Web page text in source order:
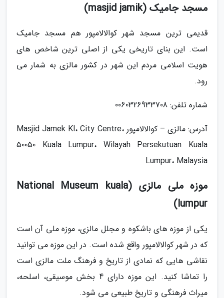
مسجد جامیک (masjid jamik)
قدیمی ترین مسجد شهر کوالالامپور هم مسجد جامیک
است. این بنای تاریخی یکی از اصلی ترین شاخص های
هویت اسلامی مردم این شهر در کشور مالزی به شمار می
رود.
شماره تلفن: 0060326933708
آدرس: مالزی – کوالالامپور Masjid Jamek Kl، City Centre،
50050 Kuala Lumpur، Wilayah Persekutuan Kuala
Lumpur، Malaysia
موزه ملی مالزی (National Museum kuala
lumpur)
یکی از موزه های باشکوه و مجلل مالزی، موزه ملی آن است
که در شهر کوالالامپور واقع شده است. در این موزه می توانید
نقاشی هایی که نمادی از تاریخ و فرهنگ ملت مالزی است
را تماشا کنید. این موزه دارای 4 بخش موسیقی، اسلحه،
میراث فرهنگی و تاریخ طبیعی می شود.